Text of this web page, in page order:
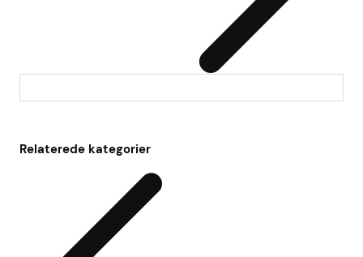
Relaterede kategorier